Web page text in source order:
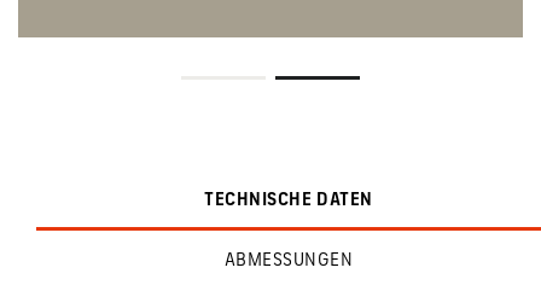
TECHNISCHE DATEN
ABMESSUNGEN